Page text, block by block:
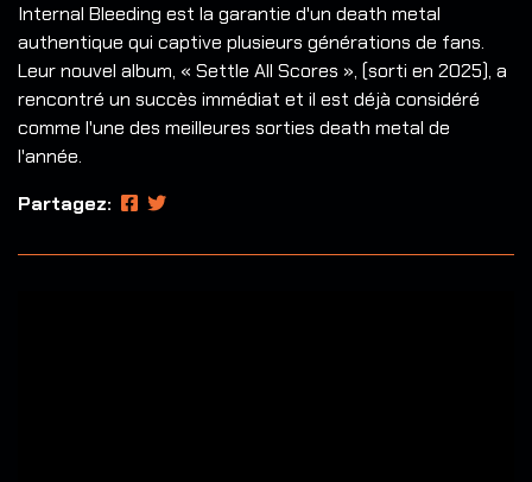
Internal Bleeding est la garantie d'un death metal
authentique qui captive plusieurs générations de fans.
Leur nouvel album, « Settle All Scores », (sorti en 2025), a
rencontré un succès immédiat et il est déjà considéré
comme l'une des meilleures sorties death metal de
l'année.
Partagez: